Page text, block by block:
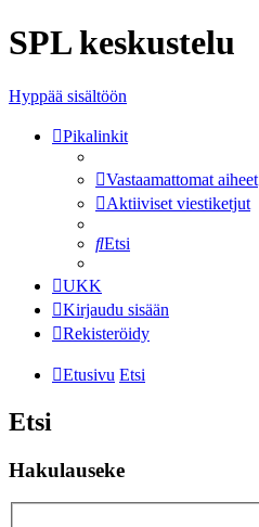
SPL keskustelu
Hyppää sisältöön
Pikalinkit
Vastaamattomat aiheet
Aktiiviset viestiketjut
Etsi
UKK
Kirjaudu sisään
Rekisteröidy
Etusivu Etsi
Etsi
Hakulauseke